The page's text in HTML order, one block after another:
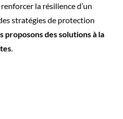
la résilience d’un
stratégies de protection
proposons des solutions à la
.